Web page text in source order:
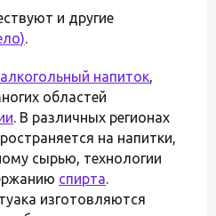
и другие
.
алкогольный напиток,
областей
. В различных регионах
на напитки,
сырью, технологии
спирта.
изготовляются